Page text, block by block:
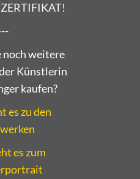
noch weitere
Künstlerin
kaufen?
es zu den
es zum